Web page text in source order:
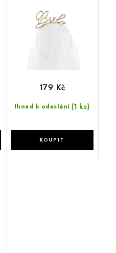
Ihned k odeslání (1 ks)
179 Kč